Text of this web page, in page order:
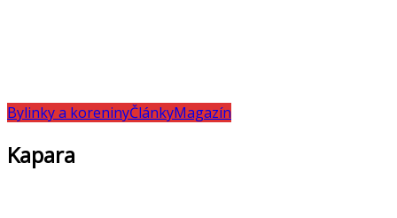
Bylinky a koreninyČlánkyMagazín
Kapara